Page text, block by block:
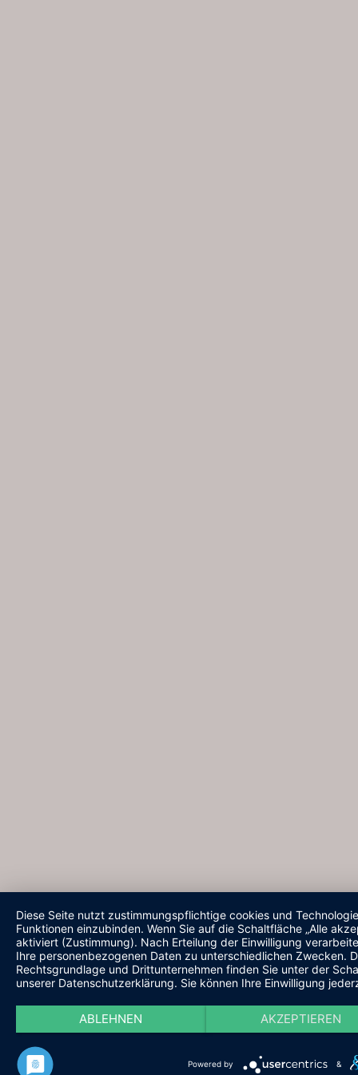
Diese Seite nutzt zustimmungspflichtige cookies und
Funktionen einzubinden. Wenn Sie auf die Schaltfläche „Alle
aktiviert (Zustimmung). Nach Erteilung der Einwilligung
Ihre personenbezogenen Daten zu unterschiedlichen Zwecken.
Rechtsgrundlage und Drittunternehmen finden Sie unter der
unserer Datenschutzerklärung. Sie können Ihre Einwilligung
ABLEHNEN AKZEPTIEREN
Powered by &